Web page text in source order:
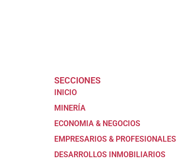
SECCIONES
INICIO
MINERÍA
ECONOMIA & NEGOCIOS
EMPRESARIOS & PROFESIONALES
DESARROLLOS INMOBILIARIOS